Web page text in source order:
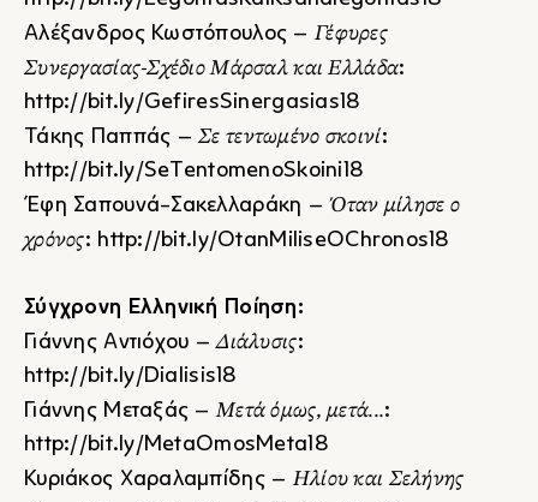
Αλέξανδρος Κωστόπουλος – Γέφυρες
Συνεργασίας-Σχέδιο Μάρσαλ και Ελλάδα:
http://bit.ly/GefiresSinergasias18
Τάκης Παππάς –Σε τεντωμένο σκοινί:
http://bit.ly/SeTentomenoSkoini18
Έφη Σαπουνά-Σακελλαράκη –Όταν μίλησε ο
χρόνος: http://bit.ly/OtanMiliseOChronos18
Σύγχρονη Ελληνική Ποίηση:
Γιάννης Αντιόχου –Διάλυσις:
http://bit.ly/Dialisis18
Γιάννης Μεταξάς –Μετά όμως, μετά...:
http://bit.ly/MetaOmosMeta18
Κυριάκος Χαραλαμπίδης –Ηλίου και Σελήνης